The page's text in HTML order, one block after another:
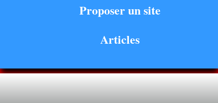
Proposer un site
Articles